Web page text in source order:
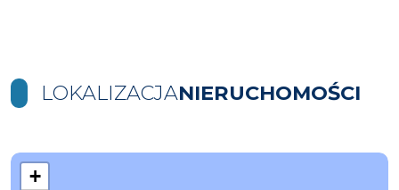
LOKALIZACJANIERUCHOMOŚCI
+